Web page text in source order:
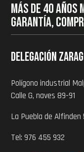
MÁS DE 40 AÑOS
GARANTÍA,
Delegación
Polígono industrial
Calle G, naves 89-91
La Puebla de Alfinden
Tel: 976 455 932